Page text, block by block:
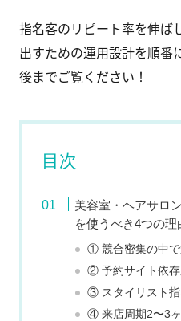
指名客のリピート率を伸ば
出すための運用設計を順番
後までご覧ください！
目次
美容室・ヘアサロ
を使うべき4つの理
① 競合密集の中で
② 予約サイト依存
③ スタイリスト指
④ 来店周期2〜3